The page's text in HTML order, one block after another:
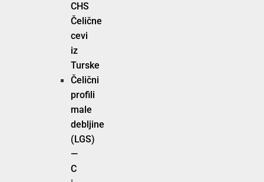
CHS
Čelične
cevi
iz
Turske
Čelični
profili
male
debljine
(LGS)
—
C